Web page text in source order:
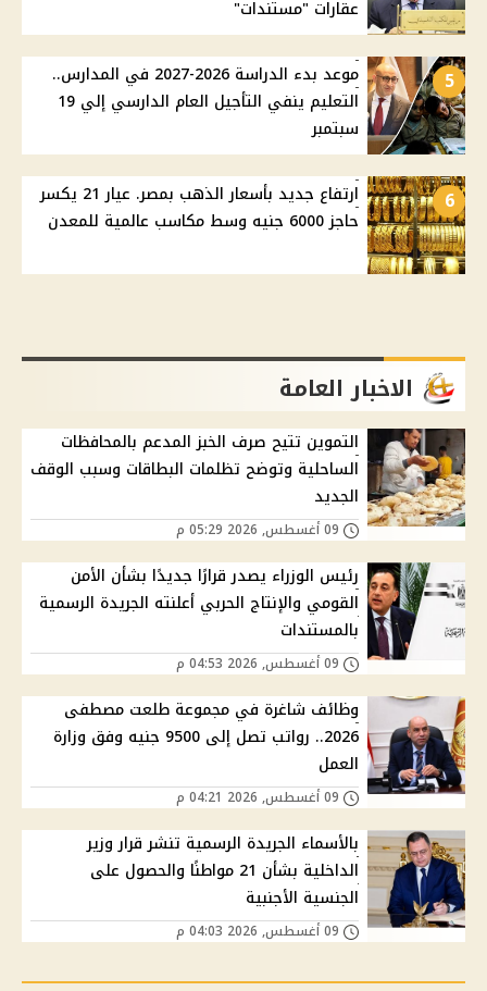
عقارات "مستندات"
5
موعد بدء الدراسة 2026-2027 في المدارس..
التعليم ينفي التأجيل العام الدارسي إلي 19
سبتمبر
6
ارتفاع جديد بأسعار الذهب بمصر. عيار 21 يكسر
حاجز 6000 جنيه وسط مكاسب عالمية للمعدن
الاخبار العامة
التموين تتيح صرف الخبز المدعم بالمحافظات
الساحلية وتوضح تظلمات البطاقات وسبب الوقف
الجديد
رئيس الوزراء يصدر قرارًا جديدًا بشأن الأمن
القومي والإنتاج الحربي أعلنته الجريدة الرسمية
بالمستندات
وظائف شاغرة في مجموعة طلعت مصطفى
2026.. رواتب تصل إلى 9500 جنيه وفق وزارة
العمل
بالأسماء الجريدة الرسمية تنشر قرار وزير
الداخلية بشأن 21 مواطنًا والحصول على
الجنسية الأجنبية